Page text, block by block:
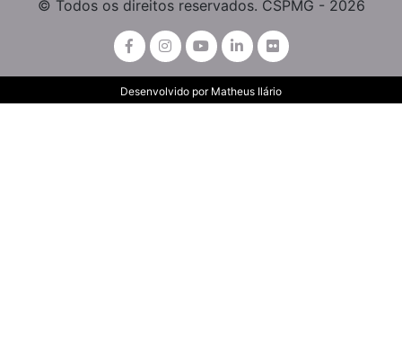
© Todos os direitos reservados. CSPMG - 2026
Desenvolvido por Matheus Ilário